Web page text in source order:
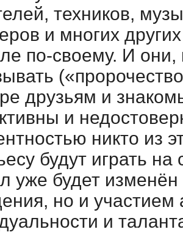
техников,
и многих
по-своему. И они,
друзьям и
и
никто из
будут играть
уже будет изменён
но и участием
и